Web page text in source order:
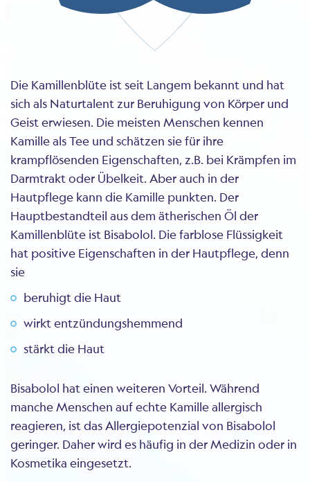
Die Kamillenblüte ist seit Langem bekannt und hat
sich als Naturtalent zur Beruhigung von Körper und
Geist erwiesen. Die meisten Menschen kennen
Kamille als Tee und schätzen sie für ihre
krampflösenden Eigenschaften, z.B. bei Krämpfen im
Darmtrakt oder Übelkeit. Aber auch in der
Hautpflege kann die Kamille punkten. Der
Hauptbestandteil aus dem ätherischen Öl der
Kamillenblüte ist Bisabolol. Die farblose Flüssigkeit
hat positive Eigenschaften in der Hautpflege, denn
sie
beruhigt die Haut
wirkt entzündungshemmend
stärkt die Haut
Bisabolol hat einen weiteren Vorteil. Während
manche Menschen auf echte Kamille allergisch
reagieren, ist das Allergiepotenzial von Bisabolol
geringer. Daher wird es häufig in der Medizin oder in
Kosmetika eingesetzt.